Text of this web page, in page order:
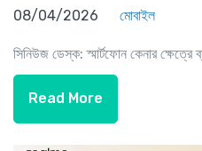
08/04/2026 মোবাইল
সিনিউজ ডেস্ক: স্মার্টফোন কেনার ক্ষেত্রে
Read More